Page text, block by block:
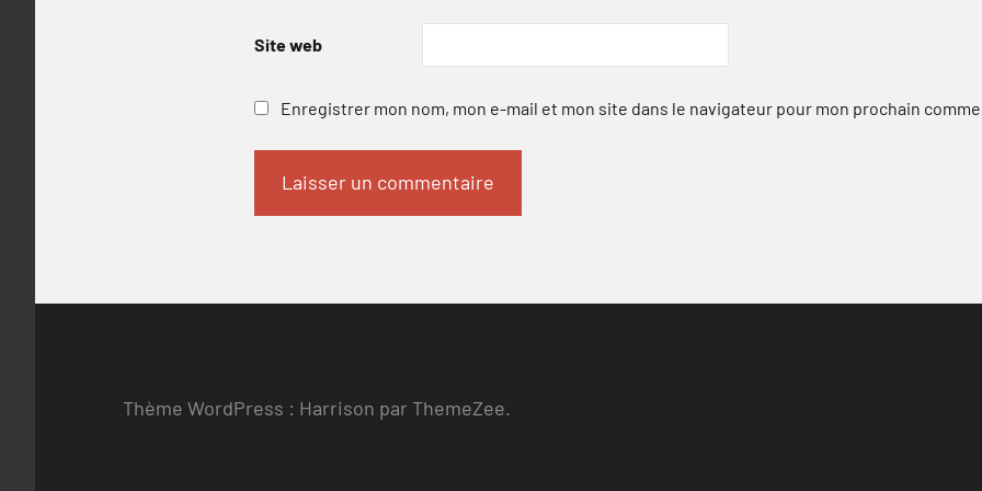
Site web
Enregistrer mon nom, mon e-mail et mon site dans le navigateur pour mon prochain
Thème WordPress : Harrison par ThemeZee.